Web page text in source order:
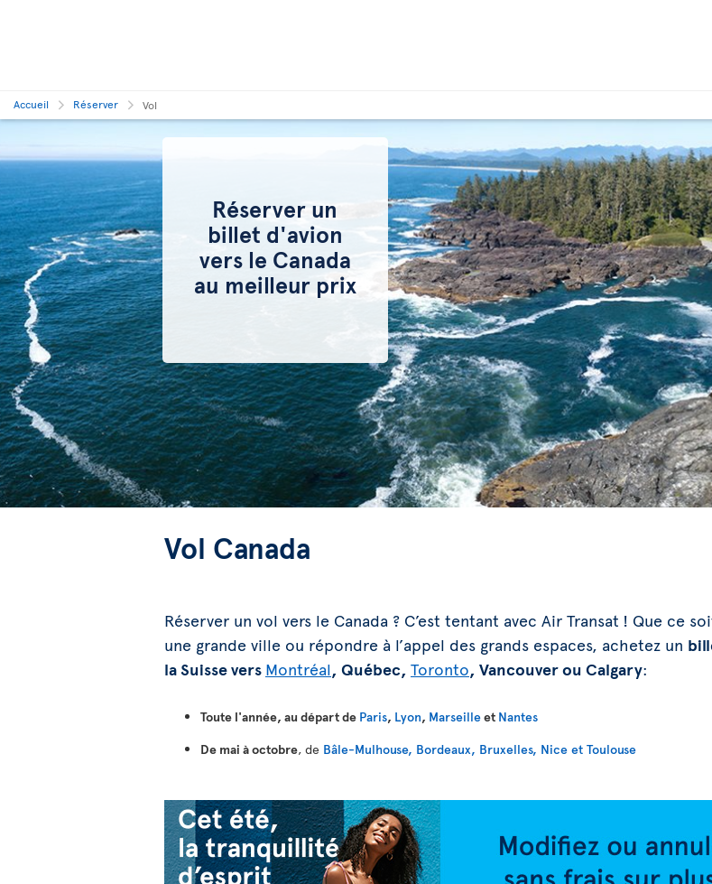
Accueil Réserver Vol
Réserver un
billet d'avion
vers le Canada
au meilleur prix
Vol Canada
Réserver un vol vers le Canada ? C’est tentant avec Air Transat ! Que
une grande ville ou répondre à l’appel des grands espaces, achetez un
la Suisse vers Montréal, Québec, Toronto, Vancouver ou Calgary:
Toute l'année, au départ de Paris, Lyon, Marseilleet Nantes
De mai à octobre, de Bâle-Mulhouse, Bordeaux, Bruxelles, Nice et Toulouse